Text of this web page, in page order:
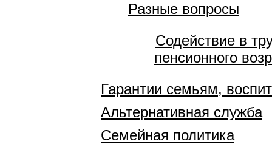
Разные вопросы
Содействие в
пенсионного
Гарантии семьям,
Альтернативная служба
Семейная политика